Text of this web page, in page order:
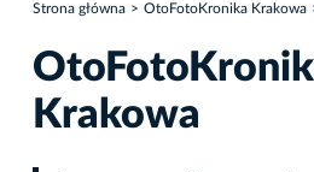
Strona główna OtoFotoKronika Krakowa
Krakowa